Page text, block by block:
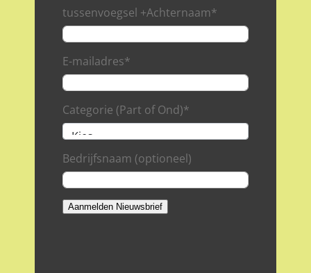
tussenvoegsel +Achternaam*
E-mailadres*
Categorie (Part of Ond)*
Bedrijfsnaam (optioneel)
Aanmelden Nieuwsbrief